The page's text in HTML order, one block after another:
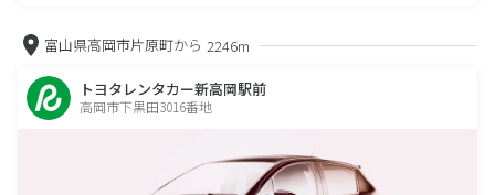
富山県高岡市片原町から 2246m
トヨタレンタカー新高岡駅前
高岡市下黒田3016番地